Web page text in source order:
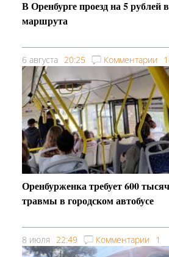
В Оренбурге проезд на 5 рублей
маршрута
6 августа 20:25 Комментарии
Оренбурженка требует 600
травмы в городском автобусе
8 июля 22:49 Комментарии 1